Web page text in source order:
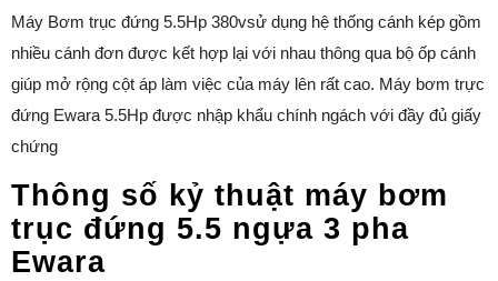
Máy Bơm trục đứng 5.5Hp 380vsử dụng hệ thống cánh kép gồm
nhiều cánh đơn được kết hợp lại với nhau thông qua bộ ốp cánh
giúp mở rộng cột áp làm việc của máy lên rất cao. Máy bơm trực
đứng Ewara 5.5Hp được nhập khẩu chính ngách với đầy đủ giấy
chứng
Thông số kỷ thuật máy bơm
trục đứng 5.5 ngựa 3 pha
Ewara